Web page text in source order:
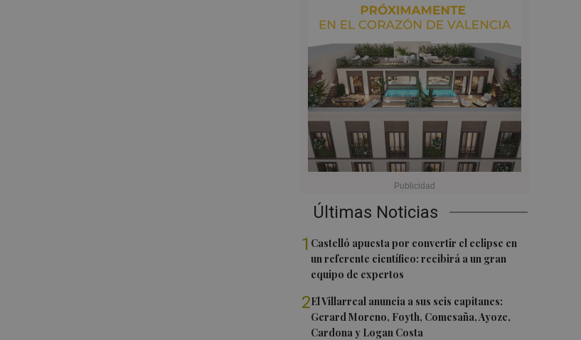
Últimas Noticias
1 Castelló apuesta por convertir el eclipse en
un referente científico: recibirá a un gran
equipo de expertos
2El Villarreal anuncia a sus seis capitanes:
Gerard Moreno, Foyth, Comesaña, Ayoze,
Cardona y Logan Costa